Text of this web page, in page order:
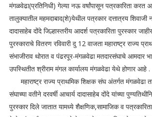
मंगळवेढा(प्रतिनिधी) गेल्या नऊ वर्षांपासून पत्रकारिता
तालुक्यातील महमदाबाद(शे)येथील पत्रकार दत्तात्रय शिवाजी
दादासाहेब दोंदे जिल्हास्तरीय आदर्श पत्रकारिता पुरस्कार
पुरस्काराचे वितरण रविवारी दु 12 वाजता महाराष्ट्र राज्य
संभाजीराव थोरात व पंढरपूर-मंगळवेढा मतदारसंघाचे आमदार
उपस्थितीत श्रीराम मंगल कार्यालय मंगळवेढा येथे होणार आहे .
महाराष्ट्र राज्य प्राथमिक शिक्षक संघ अंतर्गत मंगळवेढा
संघाच्या वतीने दरवर्षी आचार्य दादासाहेब दोंदे यांच्या
पुरस्कार दिले जातात यामध्ये शैक्षणिक,सामाजिक व